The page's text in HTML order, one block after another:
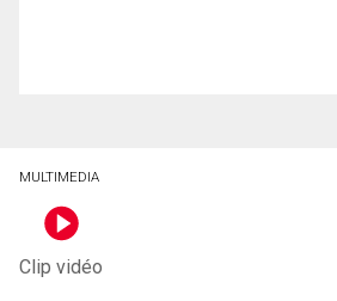
MULTIMEDIA
Clip vidéo